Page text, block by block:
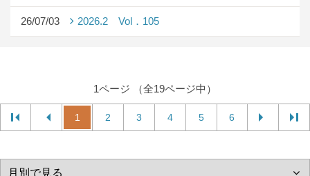
26/07/03 2026.2 Vol．105
1ページ （全19ページ中）
1 2 3 4 5 6